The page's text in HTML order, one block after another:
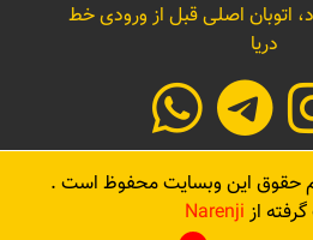
اتوبان اصلی قبل از ورودی خط
دریا
حقوق این وبسایت محفوظ است .
از Narenji